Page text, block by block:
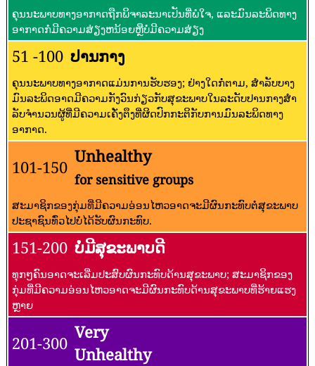
ຄຸນນະພາບທາງອາກາດຖືກພິຈາລະນາເປັນທີ່ພໍໃຈ, ແລະມົນລະພິດທາງ
ອາກາດກໍ່ມີຄວາມສ່ຽງຫນ້ອຍຫຼືບໍ່ມີຄວາມສ່ຽງ
51 -100 ປານກາງ
ຄຸນນະພາບທາງອາກາດແມ່ນການຮັບຮອງ; ຢ່າງໃດກໍ່ຕາມ, ສໍາລັບບາງ
ມົນລະພິດອາດມີຄວາມກັງວົນກ່ຽວກັບສຸຂະພາບໃນລະດັບປານກາງສໍາ
ລັບຈໍານວນຜູ້ທີ່ມີຄວາມເຄັ່ງຕຶງທີ່ຜິດປົກກະຕິກັບການມົນລະພິດທາງ
ອາກາດ.
101-150
Unhealthy
for sensitive groups
ສະມາຊິກຂອງກຸ່ມທີ່ມີຄວາມອ່ອນໄຫວອາດຈະມີຜົນກະທົບຕໍ່ສຸຂະພາບ
ປະຊາຊົນທົ່ວໄປບໍ່ໄດ້ຮັບຜົນກະທົບ.
151-200 ບໍ່ມີສຸຂະພາບດີ
ທຸກໆຄົນອາດຈະເລີ່ມປະສົບຜົນກະທົບດ້ານສຸຂະພາບ; ສະມາຊິກຂອງ
ກຸ່ມທີ່ມີຄວາມອ່ອນໄຫວອາດຈະມີຜົນກະທົບດ້ານສຸຂະພາບທີ່ຮ້າຍແຮງ
ຫຼາຍ
201-300
Very
Unhealthy